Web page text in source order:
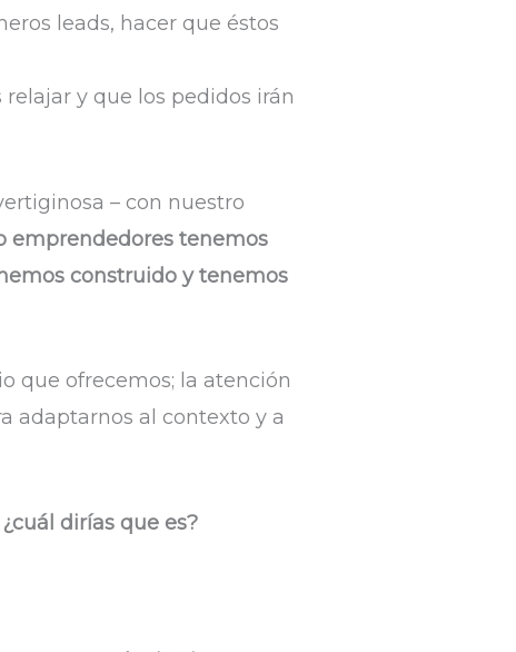
leads, hacer que éstos
y que los pedidos irán
– con nuestro
emprendedores tenemos
construido y tenemos
que ofrecemos; la atención
adaptarnos al contexto y a
dirías que es?